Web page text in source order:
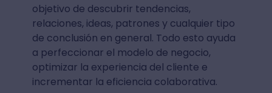
objetivo de descubrir tendencias,
relaciones, ideas, patrones y cualquier tipo
de conclusión en general. Todo esto ayuda
a perfeccionar el modelo de negocio,
optimizar la experiencia del cliente e
incrementar la eficiencia colaborativa.